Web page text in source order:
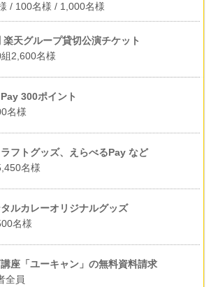
/ 100名様 / 1,000名様
楽天グループ貸切公演チケット
2,600名様
300ポイント
名様
フトグッズ、えらべるPay など
名様
ルカレーオリジナルグッズ
名様
座「ユーキャン」の無料資料請求
全員